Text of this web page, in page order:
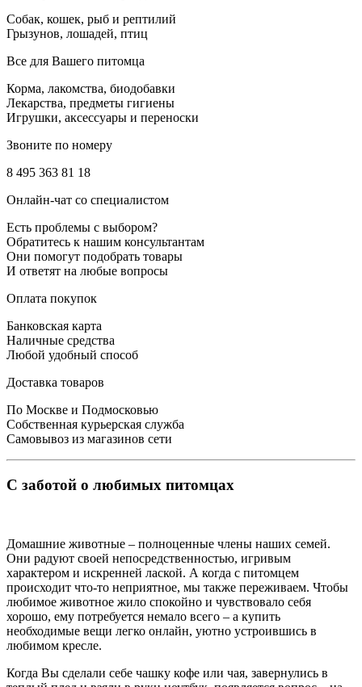
Собак, кошек, рыб и рептилий
Грызунов, лошадей, птиц
Все для Вашего питомца
Корма, лакомства, биодобавки
Лекарства, предметы гигиены
Игрушки, аксессуары и переноски
Звоните по номеру
8 495 363 81 18
Онлайн-чат со специалистом
Есть проблемы с выбором?
Обратитесь к нашим консультантам
Они помогут подобрать товары
И ответят на любые вопросы
Оплата покупок
Банковская карта
Наличные средства
Любой удобный способ
Доставка товаров
По Москве и Подмосковью
Собственная курьерская служба
Самовывоз из магазинов сети
С заботой о любимых питомцах
Домашние животные – полноценные члены наших семей.
Они радуют своей непосредственностью, игривым
характером и искренней лаской. А когда с питомцем
происходит что-то неприятное, мы также переживаем. Чтобы
любимое животное жило спокойно и чувствовало себя
хорошо, ему потребуется немало всего – а купить
необходимые вещи легко онлайн, уютно устроившись в
любимом кресле.
Когда Вы сделали себе чашку кофе или чая, завернулись в